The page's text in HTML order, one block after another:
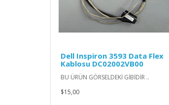
Dell Inspiron 3593 Data Flex
Kablosu DC02002VB00
BU ÜRÜN GÖRSELDEKİ GİBİDİR ..
$15,00